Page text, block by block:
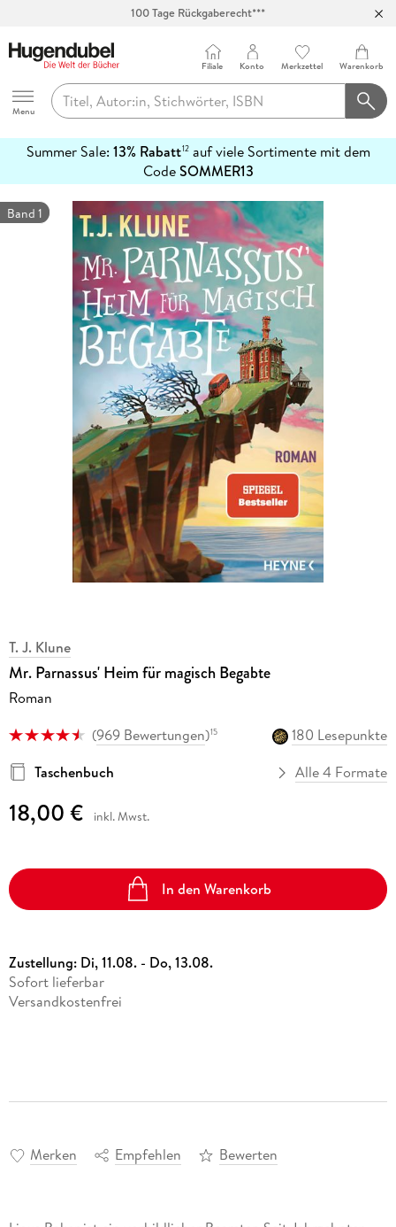
Hugendubel
Menu
Filiale Konto Merkzettel Warenkorb
Summer Sale: 13% Rabatt12auf viele Sortimente mit dem
CodeSOMMER13
erfahren
Band 1
T. J. Klune
Mr. Parnassus' Heim für magisch Begabte
Roman
(969 Bewertungen)15
180 Lesepunkte
Taschenbuch
Alle 4 Formate
18,00 € inkl. Mwst.
In den Warenkorb
Zustellung: Di, 11.08. - Do, 13.08.
Sofort lieferbar
Versandkostenfrei
Merken Empfehlen Bewerten